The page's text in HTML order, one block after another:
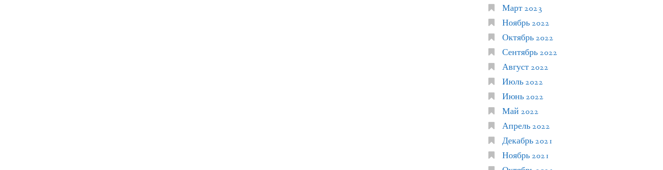
Март 2023
Ноябрь 2022
Октябрь 2022
Сентябрь 2022
Август 2022
Июль 2022
Июнь 2022
Май 2022
Апрель 2022
Декабрь 2021
Ноябрь 2021